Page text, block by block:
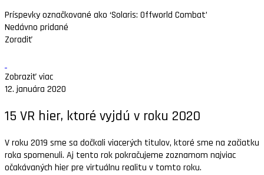
Príspevky označkované ako ‘Solaris: Offworld Combat’
Nedávno pridané
Zoradiť
Zobraziť viac
12. januára 2020
15 VR hier, ktoré vyjdú v roku 2020
V roku 2019 sme sa dočkali viacerých titulov, ktoré sme na začiatku
roka spomenuli. Aj tento rok pokračujeme zoznamom najviac
očakávaných hier pre virtuálnu realitu v tomto roku.